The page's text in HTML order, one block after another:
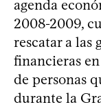
agenda
2008-2009,
rescatar a las
financieras
de personas
durante la